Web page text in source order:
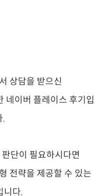
상담을 받으신
네이버 플레이스 후기입
.
단이 필요하시다면
전략을 제공할 수 있는
니다.